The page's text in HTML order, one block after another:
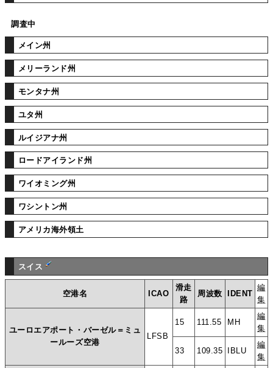
調査中
メイン州
メリーランド州
モンタナ州
ユタ州
ルイジアナ州
ロードアイランド州
ワイオミング州
ワシントン州
アメリカ海外領土
スイス
空港名 ICAO
滑走
路
周波数 IDENT
編
集
ユーロエアポート・バーゼル＝ミュ
ールーズ空港
LFSB
15 111.55 MH
編
集
33 109.35 IBLU
編
集